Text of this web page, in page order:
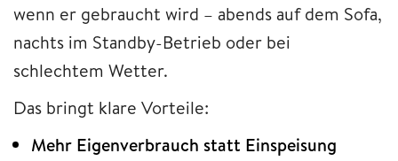
wenn er gebraucht wird – abends auf dem Sofa,
nachts im Standby-Betrieb oder bei
schlechtem Wetter.
Das bringt klare Vorteile:
Mehr Eigenverbrauch statt Einspeisung